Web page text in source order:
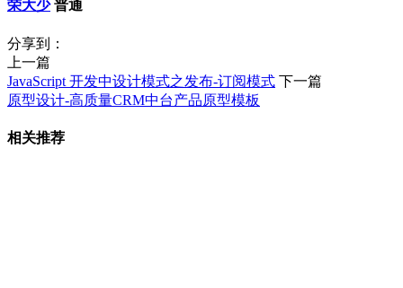
荣大少 普通
分享到：
上一篇
JavaScript 开发中设计模式之发布-订阅模式 下一篇
原型设计-高质量CRM中台产品原型模板
相关推荐